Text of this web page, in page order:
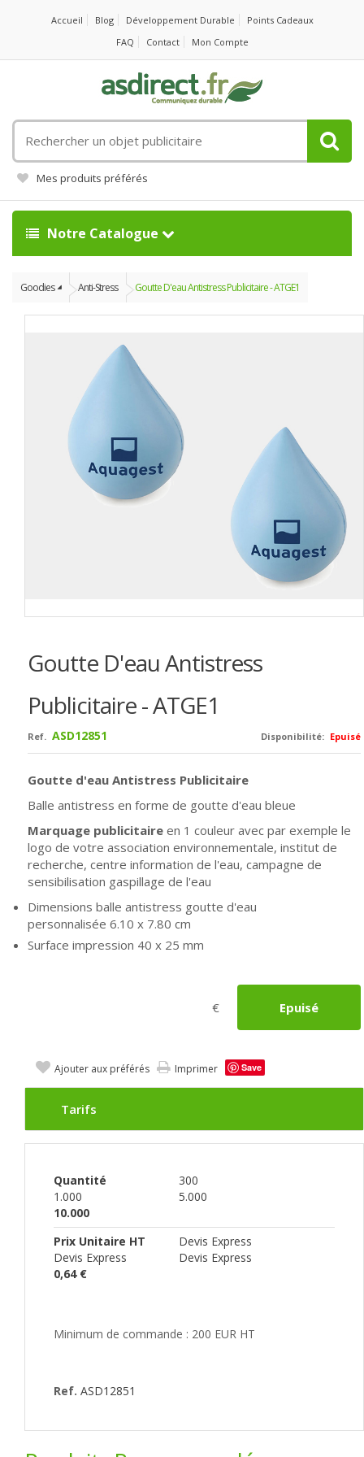
Accueil Blog Développement Durable
Points Cadeaux
FAQ
Contact Mon Compte
un
objet
publicitaire
Mes produits préférés
Notre Catalogue
Goodies Anti-Stress Goutte D'eau Antistress Publicitaire - ATGE1
Goutte D'eau Antistress
Publicitaire - ATGE1
Disponibilité: Epuisé
Ref. ASD12851
Goutte d'eau Antistress Publicitaire
Balle antistress en forme de goutte d'eau bleue
Marquage publicitaire en 1 couleur avec par exemple le
logo de votre association environnementale, institut de
recherche, centre information de l'eau, campagne de
sensibilisation gaspillage de l'eau
Dimensions balle antistress goutte d'eau
personnalisée 6.10 x 7.80 cm
Surface impression 40 x 25 mm
€ Epuisé
Ajouter aux préférés Imprimer Save
Tarifs
Quantité
300
1.000
5.000
10.000
Prix Unitaire HT
Devis Express
Devis Express
Devis Express
0,64 €
Minimum de commande : 200 EUR HT
Ref. ASD12851